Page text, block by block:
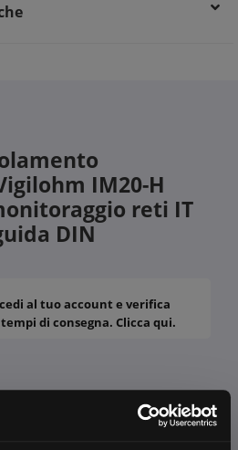
IM20-H
reti IT
DIN
al tuo account e verifica
di consegna. Clicca qui.